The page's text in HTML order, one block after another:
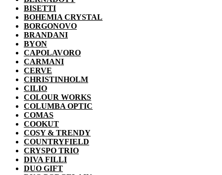
BISETTI
BOHEMIA CRYSTAL
BORGONOVO
BRANDANI
BYON
CAPOLAVORO
CARMANI
CERVE
CHRISTINHOLM
CILIO
COLOUR WORKS
COLUMBA OPTIC
COMAS
COOKUT
COSY & TRENDY
COUNTRYFIELD
CRYSPO TRIO
DIVA FILLI
DUO GIFT